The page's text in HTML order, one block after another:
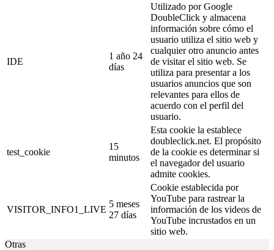
IDE
1 año 24
días
Utilizado por Google
DoubleClick y almacena
información sobre cómo el
usuario utiliza el sitio web y
cualquier otro anuncio antes
de visitar el sitio web. Se
utiliza para presentar a los
usuarios anuncios que son
relevantes para ellos de
acuerdo con el perfil del
usuario.
test_cookie
15
minutos
Esta cookie la establece
doubleclick.net. El propósito
de la cookie es determinar si
el navegador del usuario
admite cookies.
VISITOR_INFO1_LIVE
5 meses
27 días
Cookie establecida por
YouTube para rastrear la
información de los videos de
YouTube incrustados en un
sitio web.
Otras